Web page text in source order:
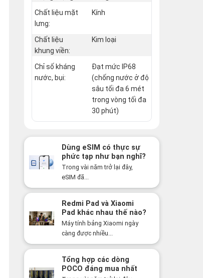
Chất liệu mặt
lưng:
Kính
Chất liệu
khung viền:
Kim loại
Chỉ số kháng
nước, bụi:
Đạt mức IP68
(chống nước ở độ
sâu tối đa 6 mét
trong vòng tối đa
30 phút)
Dùng eSIM có thực sự
phức tạp như bạn nghĩ?
Sự thật có thể khiến
bạn bất ngờ!
Trong vài năm trở lại đây,
eSIM đã...
Redmi Pad và Xiaomi
Pad khác nhau thế nào?
Nên mua dòng nào năm
2026?
Máy tính bảng Xiaomi ngày
càng được nhiều...
Tổng hợp các dòng
POCO đáng mua nhất